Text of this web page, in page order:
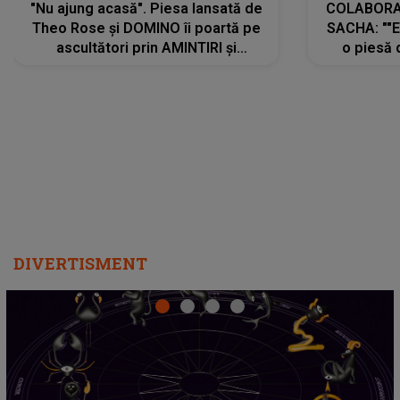
"Nu ajung acasă". Piesa lansată de
Theo Rose și DOMINO îi poartă pe
ascultători prin AMINTIRI și
SACHA:
o piesă
DIVERTISMENT